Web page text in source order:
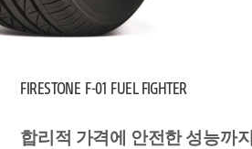
FIRESTONE F-01 FUEL FIGHTER
합리적 가격에 안전한 성능까